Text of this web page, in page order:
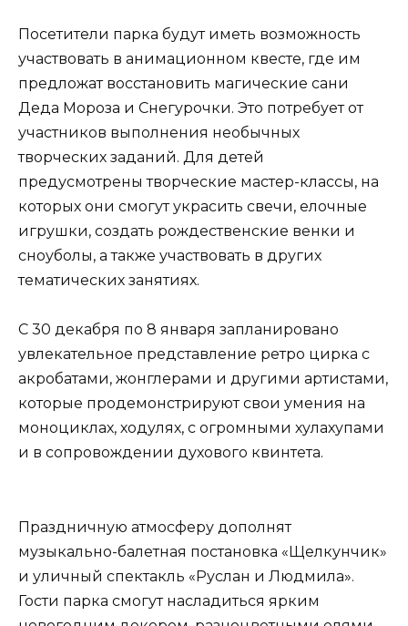
Посетители парка будут иметь возможность
участвовать в анимационном квесте, где им
предложат восстановить магические сани
Деда Мороза и Снегурочки. Это потребует от
участников выполнения необычных
творческих заданий. Для детей
предусмотрены творческие мастер-классы, на
которых они смогут украсить свечи, елочные
игрушки, создать рождественские венки и
сноуболы, а также участвовать в других
тематических занятиях.
С 30 декабря по 8 января запланировано
увлекательное представление ретро цирка с
акробатами, жонглерами и другими артистами,
которые продемонстрируют свои умения на
моноциклах, ходулях, с огромными хулахупами
и в сопровождении духового квинтета.
Праздничную атмосферу дополнят
музыкально-балетная постановка «Щелкунчик»
и уличный спектакль «Руслан и Людмила».
Гости парка смогут насладиться ярким